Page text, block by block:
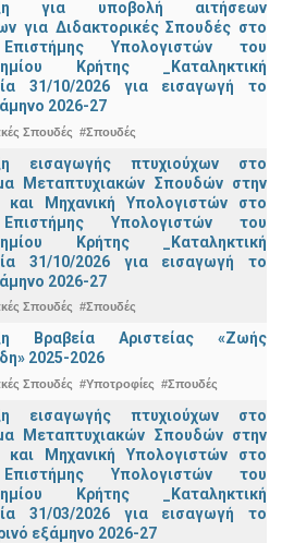
για υποβολή αιτήσεων
για Διδακτορικές Σπουδές στο
Υπολογιστών του
Κρήτης _Καταληκτική
31/10/2026 για εισαγωγή το
2026-27
Σπουδές #Σπουδές
εισαγωγής πτυχιούχων στo
Μεταπτυχιακών Σπουδών στην
και Μηχανική Υπολογιστών στο
Υπολογιστών του
Κρήτης _Καταληκτική
31/10/2026 για εισαγωγή το
2026-27
Σπουδές #Σπουδές
Βραβεία Αριστείας «Ζωής
2025-2026
Σπουδές #Υποτροφίες #Σπουδές
εισαγωγής πτυχιούχων στo
Μεταπτυχιακών Σπουδών στην
και Μηχανική Υπολογιστών στο
Υπολογιστών του
Κρήτης _Καταληκτική
31/03/2026 για εισαγωγή το
εξάμηνο 2026-27